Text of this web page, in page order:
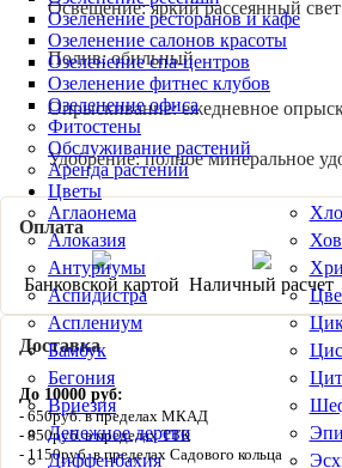
Озеленение ресторанов и кафе
Озеленение салонов красоты
Озеленение спа-центров
Озеленение фитнес клубов
Озеленение офиса
Фитостены
Обслуживание растений
Аренда растений
Цветы
Аглаонема
Алоказия
Антуриумы
Аспидистра
Асплениум
Бамбук
Бегония
Вриезия
Денежное дерево
Диффенбахия
Освещение:яркий рассеянный свет
Полив:обильный
Опрыскивание:ежедневное
Удобрение: полное минеральное
Оплата
Банковской картой Наличный расчет
Доставка
До 10000 руб:
650руб. в пределах МКАД
850руб. в пределах ТТК
1150руб. в пределах Садового кольца